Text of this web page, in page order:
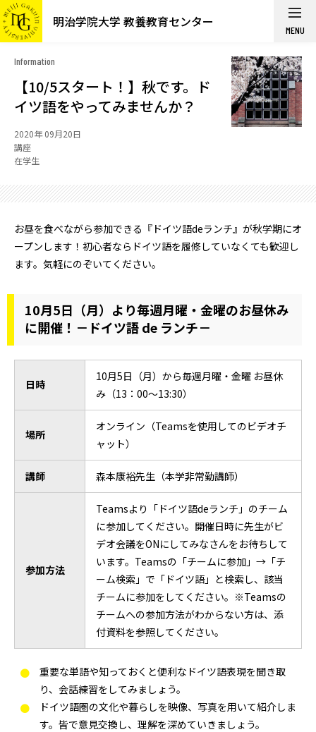
明治学院大学 教養教育センター MENU
Information
【10/5スタート！】秋です。ド
イツ語をやってみませんか？
2020年 09月20日
講座
在学生
お昼を食べながら参加できる『ドイツ語deランチ』が秋学期にオ
ープンします！初心者ならドイツ語を履修していなくても歓迎し
ます。気軽にのぞいてください。
10月5日（月）より毎週月曜・金曜のお昼休み
に開催！－ドイツ語 de ランチ－
日時
10月5日（月）から毎週月曜・金曜 お昼休
み（13：00～13:30）
場所
オンライン（Teamsを使用してのビデオチ
ャット）
講師 森本康裕先生（本学非常勤講師）
参加方法
Teamsより「ドイツ語deランチ」のチーム
に参加してください。開催日時に先生がビ
デオ会議をONにしてみなさんをお待ちして
います。Teamsの「チームに参加」→「チ
ーム検索」で「ドイツ語」と検索し、該当
チームに参加をしてください。※Teamsの
チームへの参加方法がわからない方は、添
付資料を参照してください。
重要な単語や知っておくと便利なドイツ語表現を聞き取
り、会話練習をしてみましょう。
ドイツ語圏の文化や暮らしを映像、写真を用いて紹介しま
す。皆で意見交換し、理解を深めていきましょう。